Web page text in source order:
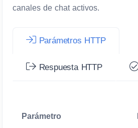
canales de chat activos.
Parámetros HTTP
Respuesta HTTP
Parámetro